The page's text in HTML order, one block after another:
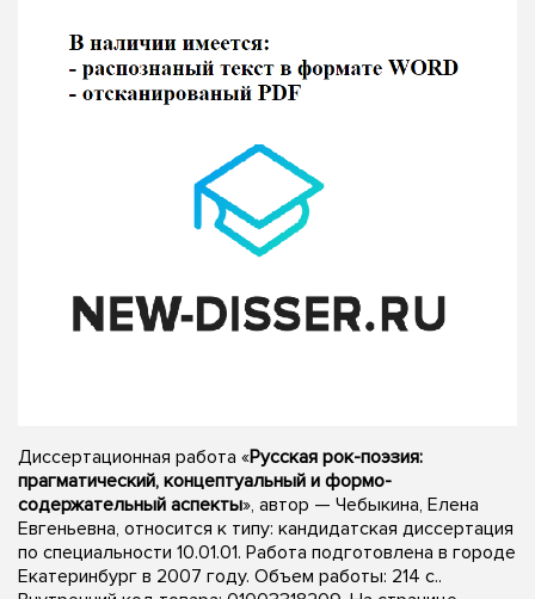
Диссертационная работа «Русская рок-поэзия:
прагматический, концептуальный и формо-
содержательный аспекты», автор — Чебыкина, Елена
Евгеньевна, относится к типу: кандидатская диссертация
по специальности 10.01.01. Работа подготовлена в городе
Екатеринбург в 2007 году. Объем работы: 214 с..